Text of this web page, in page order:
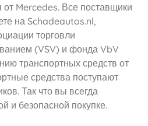
от Mercedes. Все поставщики
на Schadeautos.nl,
торговли
(VSV) и фонда VbV
транспортных средств от
средства поступают
Так что вы всегда
и безопасной покупке.